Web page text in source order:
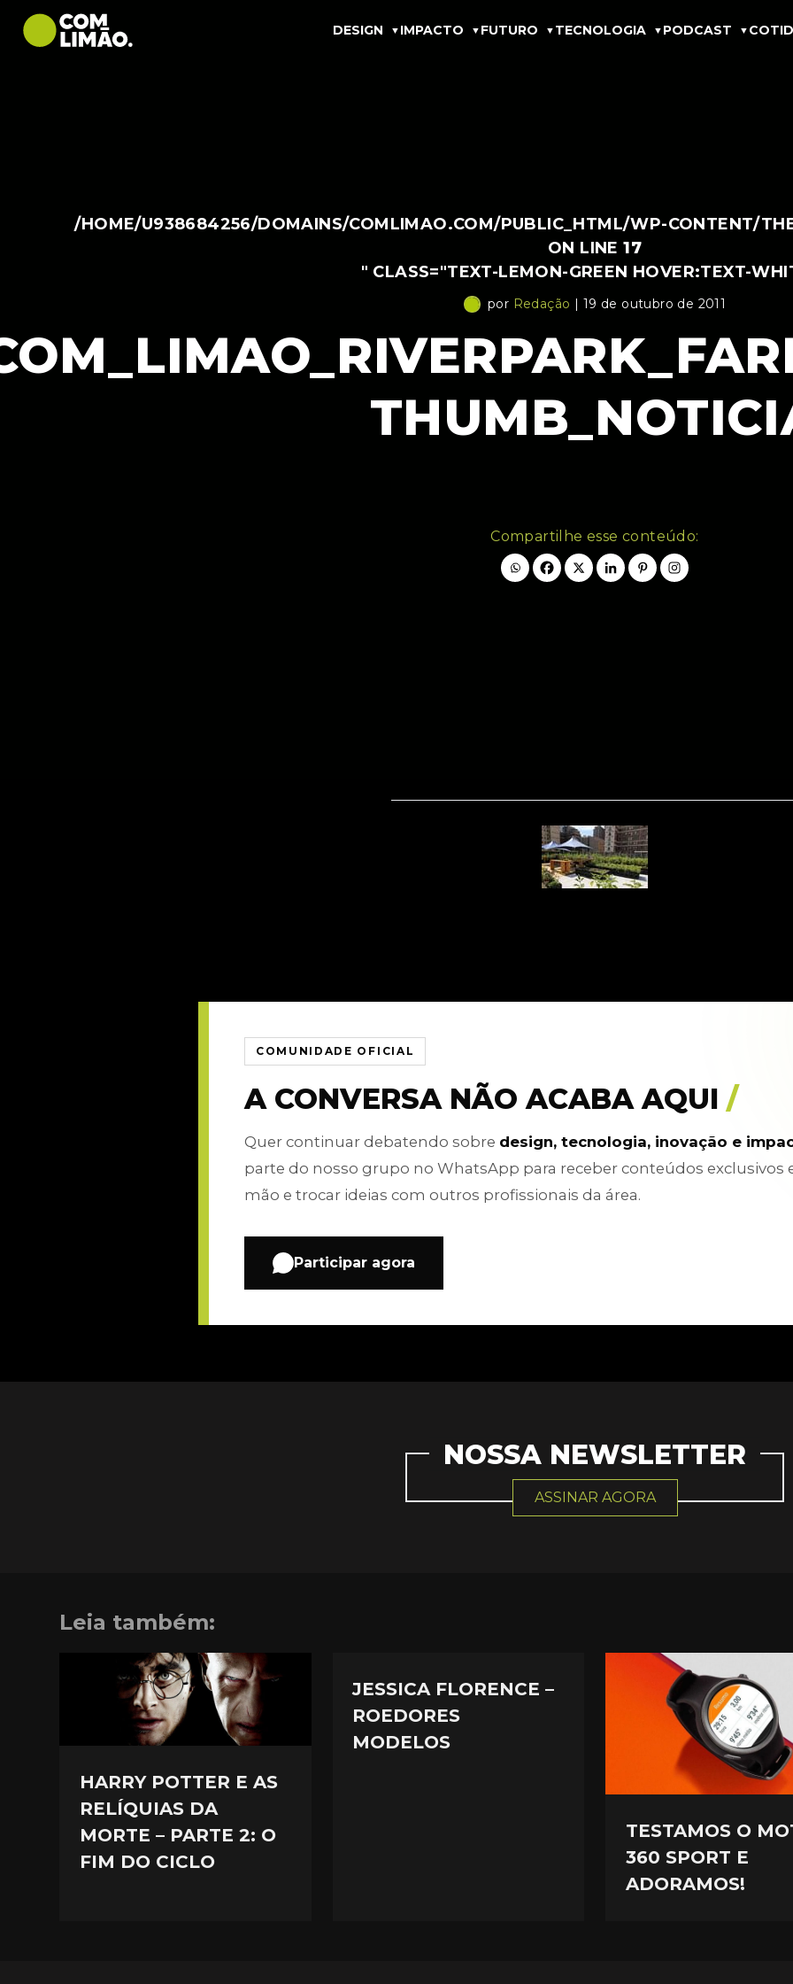
DESIGN IMPACTO FUTURO TECNOLOGIA PODCAST
/HOME/U938684256/DOMAINS/COMLIMAO.COM/PUBLIC_HTML/WP-CONTENT/
ON LINE17
" CLASS="TEXT-LEMON-GREEN HOVER:TEXT-
por Redação | 19 de outubro de 2011
Compartilhe esse conteúdo:
COMUNIDADE OFICIAL
A CONVERSA NÃO ACABA AQUI /
Quer continuar debatendo sobre design, tecnologia, inovação e
parte do nosso grupo no WhatsApp para receber conteúdos exclusivos
mão e trocar ideias com outros profissionais da área.
Participar agora
NOSSA NEWSLETTER
ASSINAR AGORA
Leia também:
HARRY POTTER E AS
RELÍQUIAS DA
MORTE – PARTE 2: O
FIM DO CICLO
JESSICA FLORENCE –
ROEDORES
MODELOS
TESTAMOS O
360 SPORT E
ADORAMOS!